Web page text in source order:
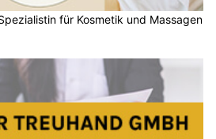
für Kosmetik und Massagen